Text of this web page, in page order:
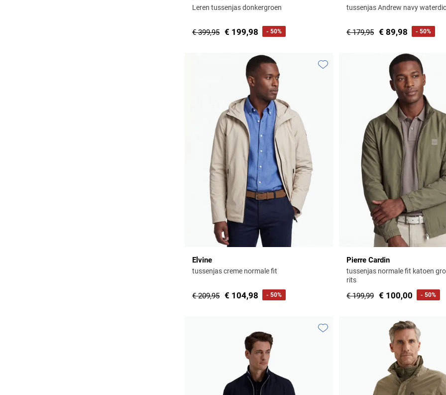
Leren tussenjas donkergroen
€ 399,95 € 199,98 - 50%
tussenjas Andrew navy
€ 179,95 € 89,98 - 50%
Elvine
tussenjas creme normale fit
€ 209,95 € 104,98 - 50%
Toevoegen aan favorieten
Pierre Cardin
tussenjas normale fit katoen
rits
€ 199,99 € 100,00 - 50%
Toevoegen aan favorieten